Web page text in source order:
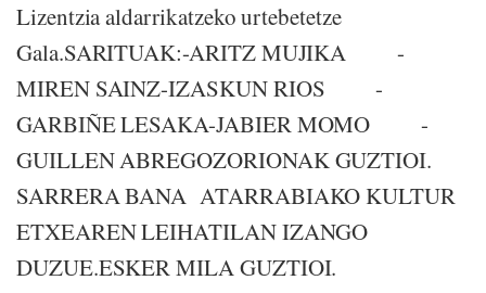
Lizentzia aldarrikatzeko urtebetetze
Gala.SARITUAK:-ARITZ MUJIKA -
MIREN SAINZ-IZASKUN RIOS -
GARBIÑE LESAKA-JABIER MOMO -
GUILLEN ABREGOZORIONAK GUZTIOI.
SARRERA BANA ATARRABIAKO KULTUR
ETXEAREN LEIHATILAN IZANGO
DUZUE.ESKER MILA GUZTIOI.